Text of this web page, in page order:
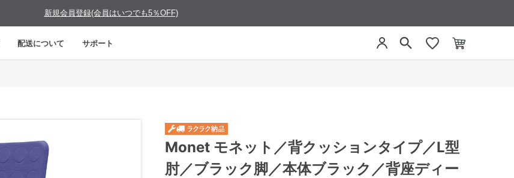
新規会員登録(会員はいつでも5％OFF)
配送について サポート
Monet モネット／背クッションタイプ／L型
肘／ブラック脚／本体ブラック／背座ディー